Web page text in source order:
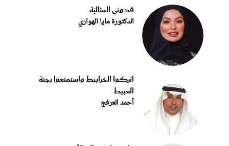
قدوتي المثاليّة
الدكتورة مايا الهواري
اتركوا الخرابيط واستمتعوا بجنة
العبيط
أحمد العرفج